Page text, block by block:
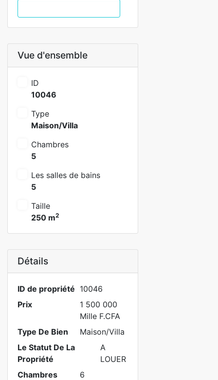
Vue d'ensemble
ID
10046
Type
Maison/Villa
Chambres
5
Les salles de bains
5
Taille
250 m2
Détails
ID de propriété 10046
Prix
1 500 000
Mille F.CFA
Type De Bien
Maison/Villa
Le Statut De La
Propriété
A
LOUER
Chambres
6